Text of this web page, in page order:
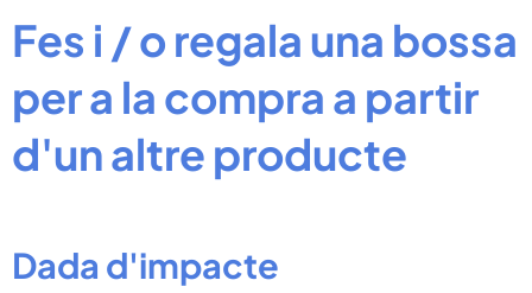
Fes i / o regala una bossa
per a la compra a partir
d'un altre producte
Dada d'impacte